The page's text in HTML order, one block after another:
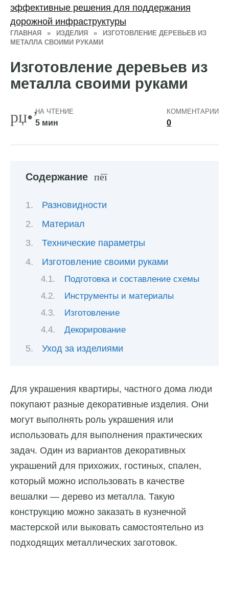
ГЛАВНАЯ » ИЗДЕЛИЯ »
ИЗГОТОВЛЕНИЕ ДЕРЕВЬЕВ ИЗ
МЕТАЛЛА СВОИМИ РУКАМИ
Изготовление деревьев из
металла своими руками
НА ЧТЕНИЕ
5 мин
КОММЕНТАРИИ
0
Содержание
Разновидности
Материал
Технические параметры
Изготовление своими руками
Подготовка и составление схемы
Инструменты и материалы
Изготовление
Декорирование
Уход за изделиями
Для украшения квартиры, частного дома люди
покупают разные декоративные изделия. Они
могут выполнять роль украшения или
использовать для выполнения практических
задач. Один из вариантов декоративных
украшений для прихожих, гостиных, спален,
который можно использовать в качестве
вешалки — дерево из металла. Такую
конструкцию можно заказать в кузнечной
мастерской или выковать самостоятельно из
подходящих металлических заготовок.
эффективные решения для поддержания
дорожной инфраструктуры